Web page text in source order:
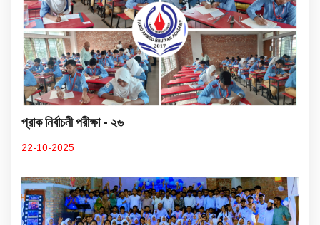
প্রাক নির্বাচনী পরীক্ষা - ২৬
22-10-2025